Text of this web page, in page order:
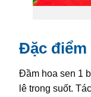
Đặc điểm
Đầm hoa sen 1
lê trong suốt.